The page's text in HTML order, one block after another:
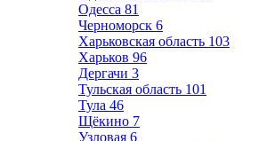
Одесса 81
Черноморск 6
Харьковская область 103
Харьков 96
Дергачи 3
Тульская область 101
Тула 46
Щёкино 7
Узловая 6